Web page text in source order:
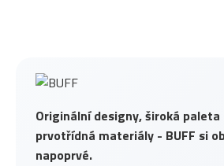
Originální designy, široká
prvotřídná materiály - BUFF si
napoprvé.